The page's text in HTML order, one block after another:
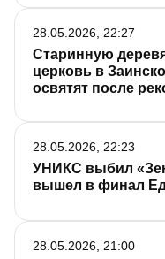
Старинную
церковь в
освятят после
28.05.2026, 22:27
УНИКС выбил
вышел в финал
28.05.2026, 22:23
28.05.2026, 21:00